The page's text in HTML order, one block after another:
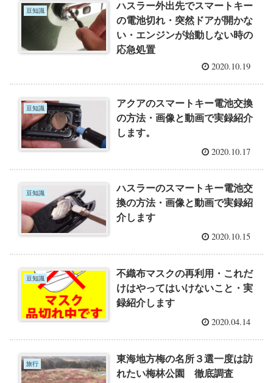
豆知識
ハスラー外出先でスマートキー
の電池切れ・突然ドアが開かな
い・エンジンが始動しない時の
応急処置
2020.10.19
豆知識
アクアのスマートキー電池交換
の方法・画像と動画で実録紹介
します。
2020.10.17
豆知識
ハスラーのスマートキー電池交
換の方法・画像と動画で実録紹
介します
2020.10.15
豆知識
不織布マスクの再利用・これだ
けはやってはいけないこと・実
録紹介します
2020.04.14
旅行
東海地方梅の名所３選一度は訪
れたい梅林公園 徹底調査